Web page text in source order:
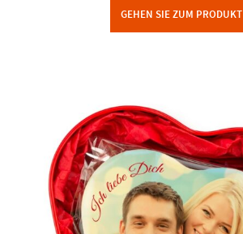
GEHEN SIE ZUM PRODUKT